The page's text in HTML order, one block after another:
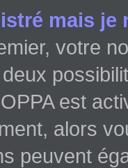
mais je
votre
est
alors
peuvent